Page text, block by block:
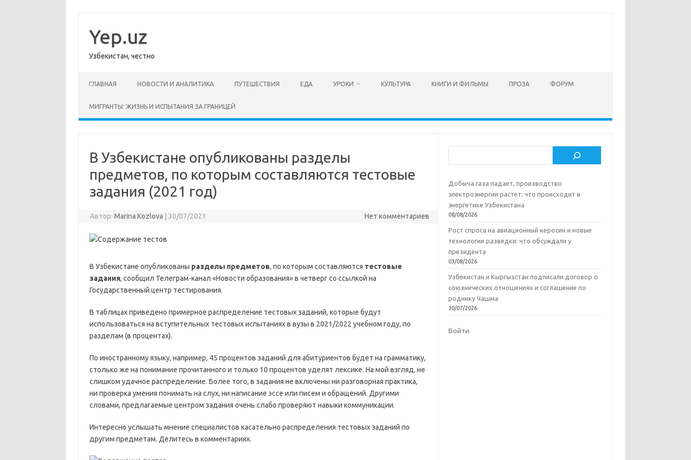
содержимому
Yep.uz
Узбекистан, честно
ГЛАВНАЯ НОВОСТИ И АНАЛИТИКА ПУТЕШЕСТВИЯ ЕДА УРОКИ КУЛЬТУРА КНИГИ И ФИЛЬМЫ ПРОЗА ФОРУМ
МИГРАНТЫ: ЖИЗНЬ И ИСПЫТАНИЯ ЗА ГРАНИЦЕЙ
В Узбекистане опубликованы разделы
предметов, по которым составляются тестовые
задания (2021 год)
Автор: Marina Kozlova 30/07/2021 Нет комментариев
В Узбекистане опубликованы разделы предметов, по которым составляются тестовые
задания, сообщил Телеграм-канал «Новости образования» в четверг со ссылкой на
Государственный центр тестирования.
В таблицах приведено примерное распределение тестовых заданий, которые будут
использоваться на вступительных тестовых испытаниях в вузы в 2021/2022 учебном году, по
разделам (в процентах).
По иностранному языку, например, 45 процентов заданий для абитуриентов будет на грамматику,
столько же на понимание прочитанного и только 10 процентов уделят лексике. На мой взгляд, не
слишком удачное распределение. Более того, в задания не включены ни разговорная практика,
ни проверка умения понимать на слух, ни написание эссе или писем и обращений. Другими
словами, предлагаемые центром задания очень слабо проверяют навыки коммуникации.
Интересно услышать мнение специалистов касательно распределения тестовых заданий по
другим предметам. Делитесь в комментариях.
Добыча газа падает, производство
электроэнергии растет: что происходит в
энергетике Узбекистана
08/08/2026
Рост спроса на авиационный керосин и новые
технологии разведки: что обсуждали у
президента
03/08/2026
Узбекистан и Кыргызстан подписали договор о
союзнических отношениях и соглашение по
роднику Чашма
30/07/2026
Войти